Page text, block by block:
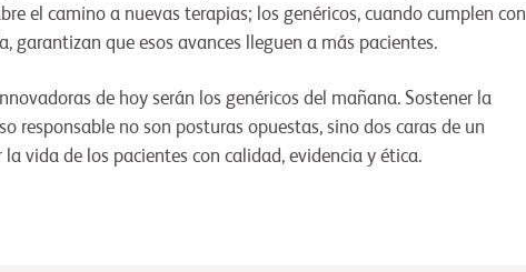
el camino a nuevas terapias; los genéricos, cuando cumplen con
garantizan que esos avances lleguen a más pacientes.
de hoy serán los genéricos del mañana. Sostener la
responsable no son posturas opuestas, sino dos caras de un
vida de los pacientes con calidad, evidencia y ética.